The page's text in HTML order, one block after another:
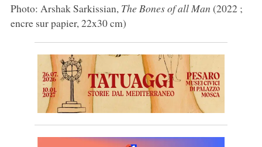
Photo: Arshak Sarkissian, The Bones of all Man (2022 ;
encre sur papier, 22x30 cm)